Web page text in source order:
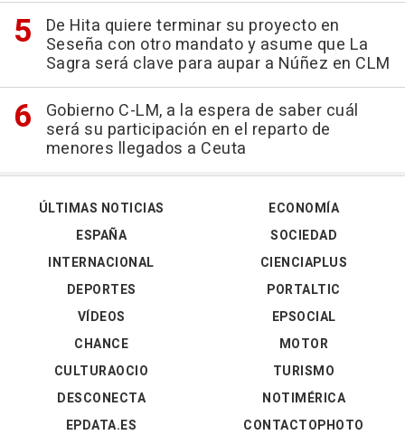
De Hita quiere terminar su proyecto en
Seseña con otro mandato y asume que La
Sagra será clave para aupar a Núñez en CLM
Gobierno C-LM, a la espera de saber cuál
será su participación en el reparto de
menores llegados a Ceuta
ÚLTIMAS NOTICIAS
ESPAÑA
INTERNACIONAL
DEPORTES
VÍDEOS
ECONOMÍA
SOCIEDAD
CIENCIAPLUS
PORTALTIC
EPSOCIAL
CHANCE
CULTURAOCIO
DESCONECTA
EPDATA.ES
MOTOR
TURISMO
NOTIMÉRICA
CONTACTOPHOTO